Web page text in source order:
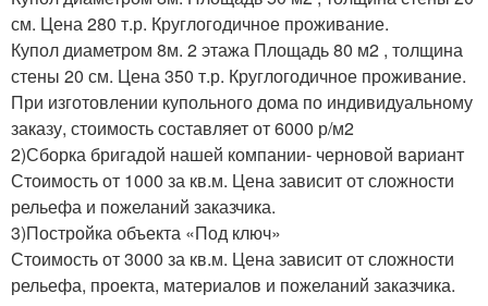
см. Цена 280 т.р. Круглогодичное проживание.
Купол диаметром 8м. 2 этажа Площадь 80 м2 , толщина
стены 20 см. Цена 350 т.р. Круглогодичное проживание.
При изготовлении купольного дома по индивидуальному
заказу, стоимость составляет от 6000 р/м2
2)Сборка бригадой нашей компании- черновой вариант
Стоимость от 1000 за кв.м. Цена зависит от сложности
рельефа и пожеланий заказчика.
3)Постройка объекта «Под ключ»
Стоимость от 3000 за кв.м. Цена зависит от сложности
рельефа, проекта, материалов и пожеланий заказчика.